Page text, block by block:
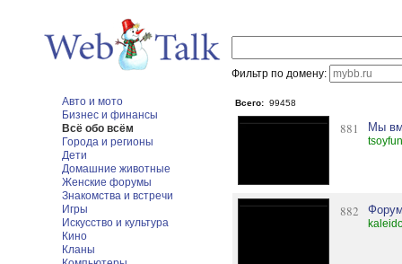
Фильтр по домену:
Авто и мото
Бизнес и финансы
Всё обо всём
Города и регионы
Дети
Домашние животные
Женские форумы
Знакомства и встречи
Игры
Искусство и культура
Кино
Кланы
Всего: 99458
881 Мы
882